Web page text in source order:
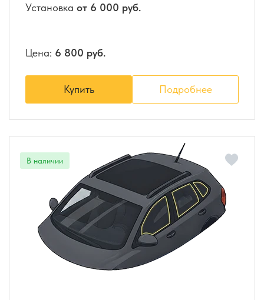
Установка от 6 000 руб.
Цена: 6 800 руб.
Купить Подробнее